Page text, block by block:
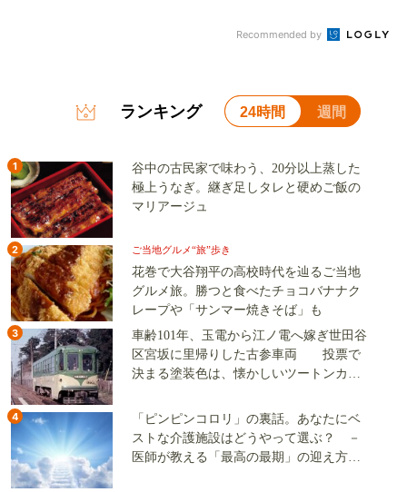
Recommended by
ランキング 24時間 週間
1
谷中の古民家で味わう、20分以上蒸した
極上うなぎ。継ぎ足しタレと硬めご飯の
マリアージュ
2 ご当地グルメ“旅”歩き
花巻で大谷翔平の高校時代を辿るご当地
グルメ旅。勝つと食べたチョコバナナク
レープや「サンマー焼きそば」も
3
車齢101年、玉電から江ノ電へ嫁ぎ世田谷
区宮坂に里帰りした古参車両 投票で
決まる塗装色は、懐かしいツートンカラ
4
「ピンピンコロリ」の裏話。あなたにベ
ストな介護施設はどうやって選ぶ？ －
医師が教える「最高の最期」の迎え方